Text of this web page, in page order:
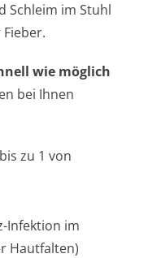
Schleim im Stuhl
wie möglich
bei Ihnen
zu 1 von
Infektion im
Hautfalten)